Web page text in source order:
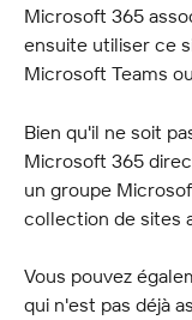
Microsoft 365
ensuite utiliser ce
Microsoft Teams
Bien qu'il ne soit
Microsoft 365
un groupe
collection de sites
Vous pouvez
qui n'est pas déjà